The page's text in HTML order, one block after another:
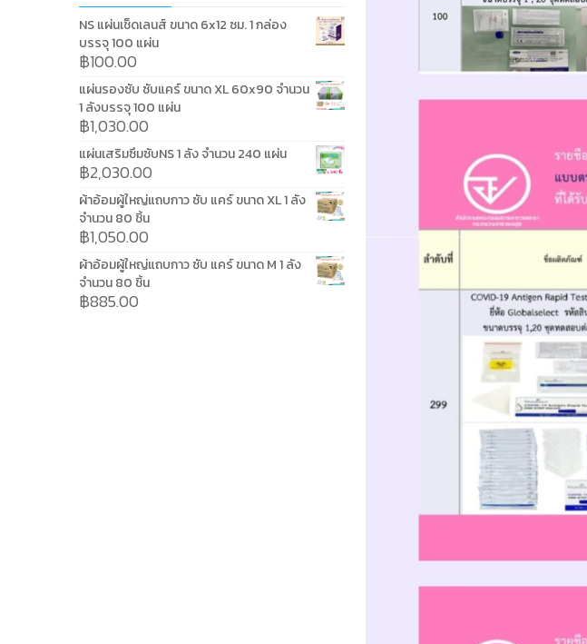
NS แผ่นเช็ดเลนส์ ขนาด 6x12 ซม. 1 กล่อง
บรรจุ 100 แผ่น
฿100.00
แผ่นรองซับ ซับแคร์ ขนาด XL 60x90 จำนวน
1 ลังบรรจุ 100 แผ่น
฿1,030.00
แผ่นเสริมซึมซับNS 1 ลัง จำนวน 240 แผ่น
฿2,030.00
ผ้าอ้อมผู้ใหญ่แถบกาว ซับ แคร์ ขนาด XL 1 ลัง
จำนวน 80 ชิ้น
฿1,050.00
ผ้าอ้อมผู้ใหญ่แถบกาว ซับ แคร์ ขนาด M 1 ลัง
จำนวน 80 ชิ้น
฿885.00